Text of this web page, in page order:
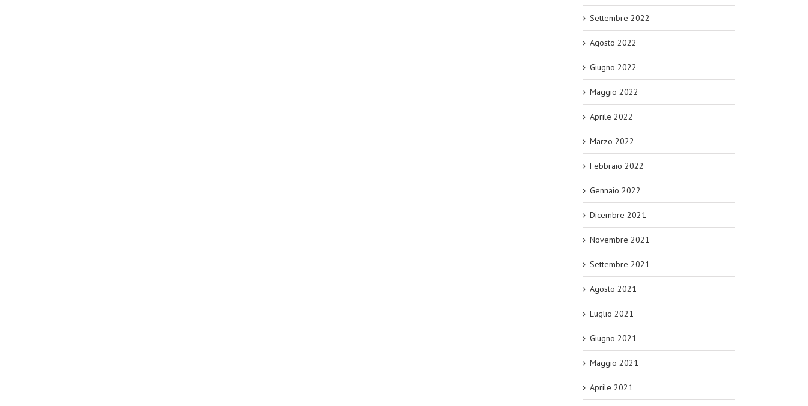
Settembre 2022
Agosto 2022
Giugno 2022
Maggio 2022
Aprile 2022
Marzo 2022
Febbraio 2022
Gennaio 2022
Dicembre 2021
Novembre 2021
Settembre 2021
Agosto 2021
Luglio 2021
Giugno 2021
Maggio 2021
Aprile 2021